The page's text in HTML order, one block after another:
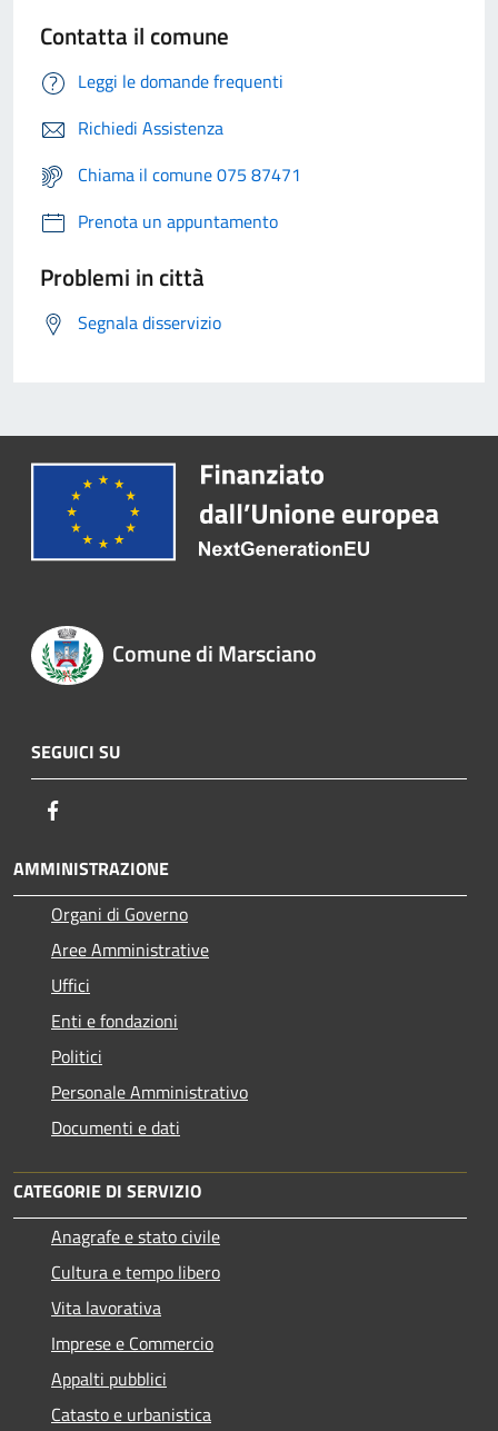
Contatta il comune
Leggi le domande frequenti
Richiedi Assistenza
Chiama il comune 075 87471
Prenota un appuntamento
Problemi in città
Segnala disservizio
Comune di Marsciano
SEGUICI SU
AMMINISTRAZIONE
Organi di Governo
Aree Amministrative
Uffici
Enti e fondazioni
Politici
Personale Amministrativo
Documenti e dati
CATEGORIE DI SERVIZIO
Anagrafe e stato civile
Cultura e tempo libero
Vita lavorativa
Imprese e Commercio
Appalti pubblici
Catasto e urbanistica